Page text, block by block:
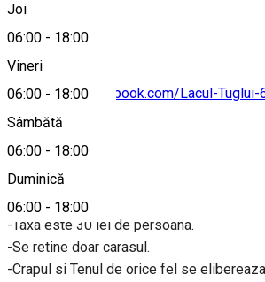
Joi
06:00 - 18:00
Vineri
06:00 - 18:00
Sâmbătă
06:00 - 18:00
Duminică
06:00 - 18:00
https://www.facebook.com/Lacul-
Despre
-Taxa este 30 lei de persoana.
-Se retine doar carasul.
-Crapul si Tenul de orice fel se